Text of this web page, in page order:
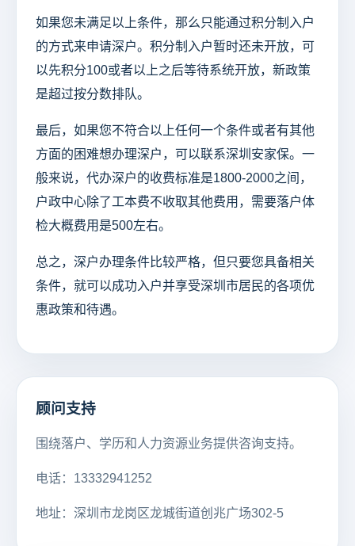
如果您未满足以上条件，那么只能通过积分制入户
的方式来申请深户。积分制入户暂时还未开放，可
以先积分100或者以上之后等待系统开放，新政策
是超过按分数排队。
最后，如果您不符合以上任何一个条件或者有其他
方面的困难想办理深户，可以联系深圳安家保。一
般来说，代办深户的收费标准是1800-2000之间，
户政中心除了工本费不收取其他费用，需要落户体
检大概费用是500左右。
总之，深户办理条件比较严格，但只要您具备相关
条件，就可以成功入户并享受深圳市居民的各项优
惠政策和待遇。
顾问支持
围绕落户、学历和人力资源业务提供咨询支持。
电话：13332941252
地址：深圳市龙岗区龙城街道创兆广场302-5